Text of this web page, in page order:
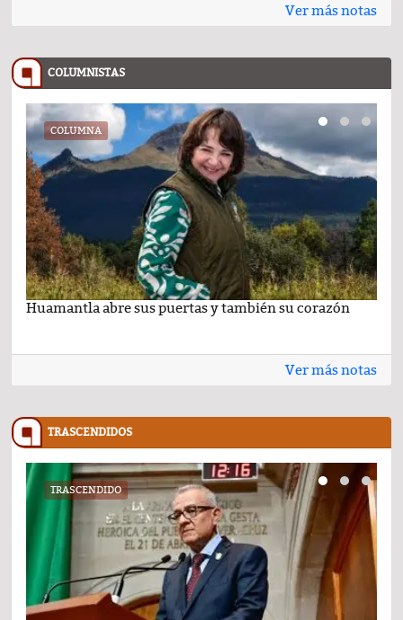
Ver más notas
COLUMNISTAS
COLUMNA
Huamantla abre sus puertas y también su corazón
Ver más notas
TRASCENDIDOS
TRASCENDIDO